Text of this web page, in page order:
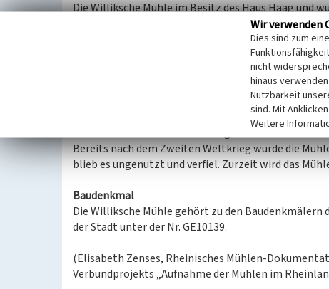
Die Williksche Mühle im Besitz des Haus Haag und
Entfernung von 500 Metern zu einer weiteren
einem ehemaligen Rittergut gehörte, hatte zu
Streites blieb nur die Williksche Mühle erhalten.
Flurname Alte Willik erinnert heute noch an diese
Die Williksche Mühle war über Jahrhunderte
Betrieb 1939 endgültig ein. Sie war zuletzt als
1930er Jahren, bei der auch die Landstraße auf die
Bereits nach dem Zweiten Weltkrieg wurde die
blieb es ungenutzt und verfiel. Zurzeit wird das
Baudenkmal
Die Williksche Mühle gehört zu den
der Stadt unter der Nr. GE10139.
(Elisabeth Zenses, Rheinisches Mühlen-
Verbundprojekts „Aufnahme der Mühlen im
Wir verwenden
Dies sind zum
nicht
hinaus
Nutzbarkeit
sind. Mit
Weitere